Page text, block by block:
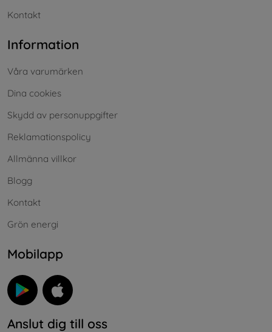
Kontakt
Information
Våra varumärken
Dina cookies
Skydd av personuppgifter
Reklamationspolicy
Allmänna villkor
Blogg
Kontakt
Grön energi
Mobilapp
Anslut dig till oss